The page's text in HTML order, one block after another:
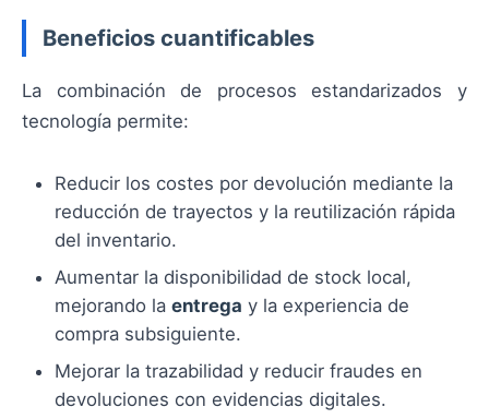
Beneficios cuantificables
La combinación de procesos estandarizados y
tecnología permite:
Reducir los costes por devolución mediante la
reducción de trayectos y la reutilización rápida
del inventario.
Aumentar la disponibilidad de stock local,
mejorando la entrega y la experiencia de
compra subsiguiente.
Mejorar la trazabilidad y reducir fraudes en
devoluciones con evidencias digitales.